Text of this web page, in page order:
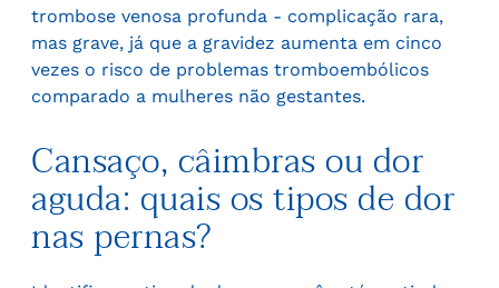
trombose venosa profunda - complicação rara,
mas grave, já que a gravidez aumenta em cinco
vezes o risco de problemas tromboembólicos
comparado a mulheres não gestantes.
Cansaço, câimbras ou dor
aguda: quais os tipos de dor
nas pernas?